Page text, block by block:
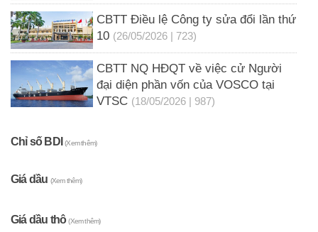
CBTT Điều lệ Công ty sửa đổi lần thứ
10 (26/05/2026 | 723)
CBTT NQ HĐQT về việc cử Người
đại diện phần vốn của VOSCO tại
VTSC (18/05/2026 | 987)
Chỉ số BDI(Xem thêm)
Giá dầu (Xem thêm)
Giá dầu thô(Xem thêm)